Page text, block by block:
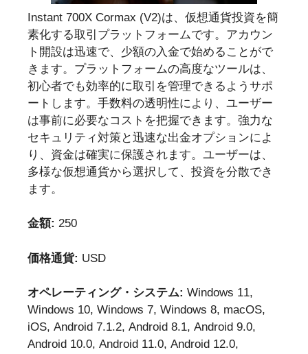
Instant 700X Cormax (V2)は、仮想通貨投資を簡
素化する取引プラットフォームです。アカウン
ト開設は迅速で、少額の入金で始めることがで
きます。プラットフォームの高度なツールは、
初心者でも効率的に取引を管理できるようサポ
ートします。手数料の透明性により、ユーザー
は事前に必要なコストを把握できます。強力な
セキュリティ対策と迅速な出金オプションによ
り、資金は確実に保護されます。ユーザーは、
多様な仮想通貨から選択して、投資を分散でき
ます。
金額: 250
価格通貨: USD
オペレーティング・システム: Windows 11,
Windows 10, Windows 7, Windows 8, macOS,
iOS, Android 7.1.2, Android 8.1, Android 9.0,
Android 10.0, Android 11.0, Android 12.0,